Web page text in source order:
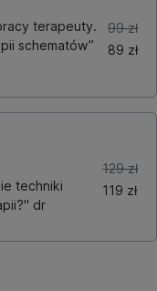
terapeuty.
schematów”
99 zł
89 zł
techniki
dr
129 zł
119 zł